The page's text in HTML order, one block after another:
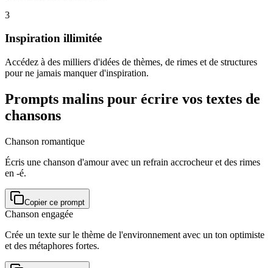
3
Inspiration illimitée
Accédez à des milliers d'idées de thèmes, de rimes et de structures
pour ne jamais manquer d'inspiration.
Prompts malins pour écrire vos textes de
chansons
Chanson romantique
Écris une chanson d'amour avec un refrain accrocheur et des rimes
en -é.
Copier ce prompt
Chanson engagée
Crée un texte sur le thème de l'environnement avec un ton optimiste
et des métaphores fortes.